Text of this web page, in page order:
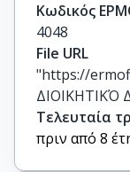
Κωδικός
4048
File URL
"https://
ΔΙΟΙΚΗΤΙΚΌ
Τελευταία
πριν από 8